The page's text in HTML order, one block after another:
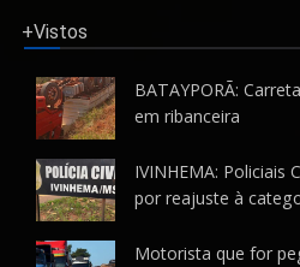
+Vistos
BATAYPORÃ:
em ribanceira
IVINHEMA: Policiais
por reajuste à
Motorista que for